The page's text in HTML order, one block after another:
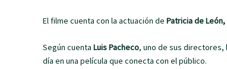
El filme cuenta con la actuación de Patricia de
Según cuenta Luis Pacheco, uno de sus directores,
día en una película que conecta con el público.